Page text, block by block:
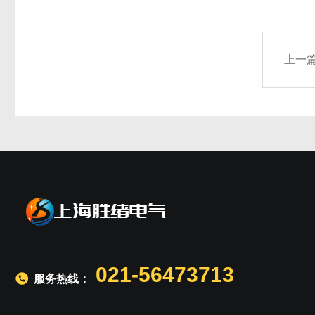
上一
服务热线： 021-56473713